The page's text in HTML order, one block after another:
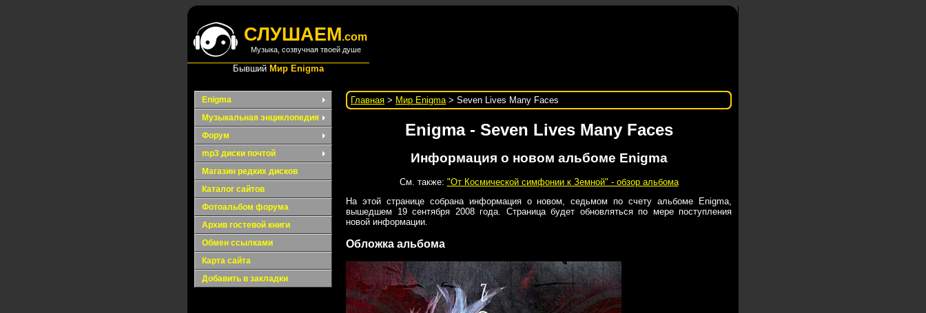
СЛУШАЕМ.com
Музыка, созвучная твоей душе
Бывший Мир Enigma
Enigma
Музыкальная энциклопедия
Форум
mp3 диски почтой
Магазин редких дисков
Каталог сайтов
Фотоальбом форума
Архив гостевой книги
Обмен ссылками
Карта сайта
Добавить в закладки
Главная > Мир Enigma> Seven Lives Many Faces
Enigma - Seven Lives Many Faces
Информация о новом альбоме Enigma
См. также: "От Космической симфонии к Земной" - обзор альбома
На этой странице собрана информация о новом, седьмом по счету альбоме Enigma,
вышедшем 19 сентября 2008 года. Страница будет обновляться по мере поступления
новой информации.
Обложка альбома